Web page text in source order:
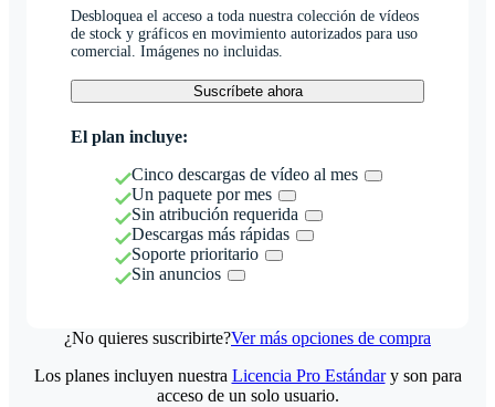
Desbloquea el acceso a toda nuestra colección de vídeos
de stock y gráficos en movimiento autorizados para uso
comercial. Imágenes no incluidas.
Suscríbete ahora
El plan incluye:
Cinco descargas de vídeo al mes
Un paquete por mes
Sin atribución requerida
Descargas más rápidas
Soporte prioritario
Sin anuncios
¿No quieres suscribirte?Ver más opciones de compra
Los planes incluyen nuestra Licencia Pro Estándary son para
acceso de un solo usuario.